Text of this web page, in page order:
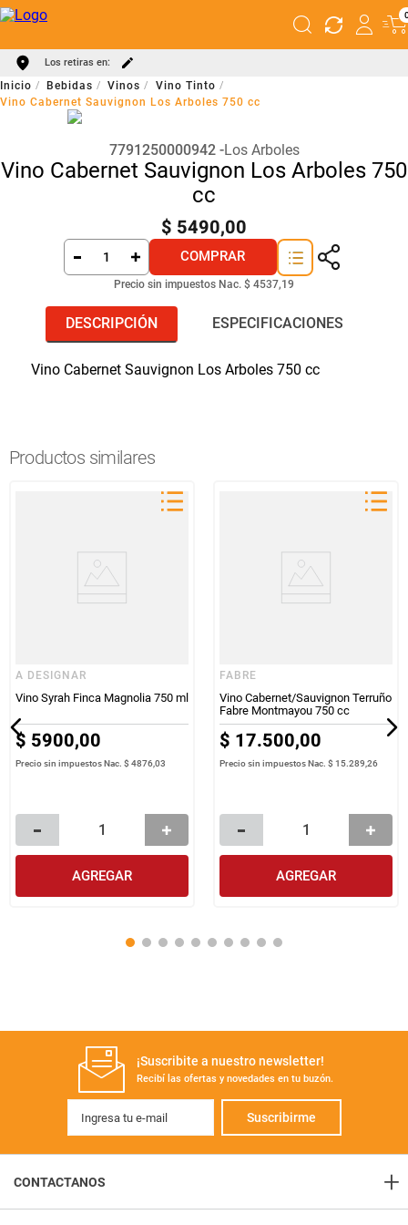
Los retiras en:
Bebidas Vinos
Vino Tinto
Vino Cabernet Sauvignon Los Arboles 750 cc
7791250000942 Los Arboles
Vino Cabernet Sauvignon Los Arboles 750
cc
$ 5490,00
COMPRAR
Precio sin impuestos Nac. $ 4537,19
DESCRIPCIÓN ESPECIFICACIONES
Vino Cabernet Sauvignon Los Arboles 750 cc
Productos similares
A DESIGNAR
Vino Syrah Finca Magnolia 750 ml
$ 5900,00
Precio sin impuestos Nac. $ 4876,03
AGREGAR
FABRE
Vino Cabernet/Sauvignon Terruño
Fabre Montmayou 750 cc
$ 17.500,00
Precio sin impuestos Nac. $ 15.289,26
AGREGAR
¡Suscribite a nuestro newsletter!
Recibí las ofertas y novedades en tu buzón.
Suscribirme
CONTACTANOS +